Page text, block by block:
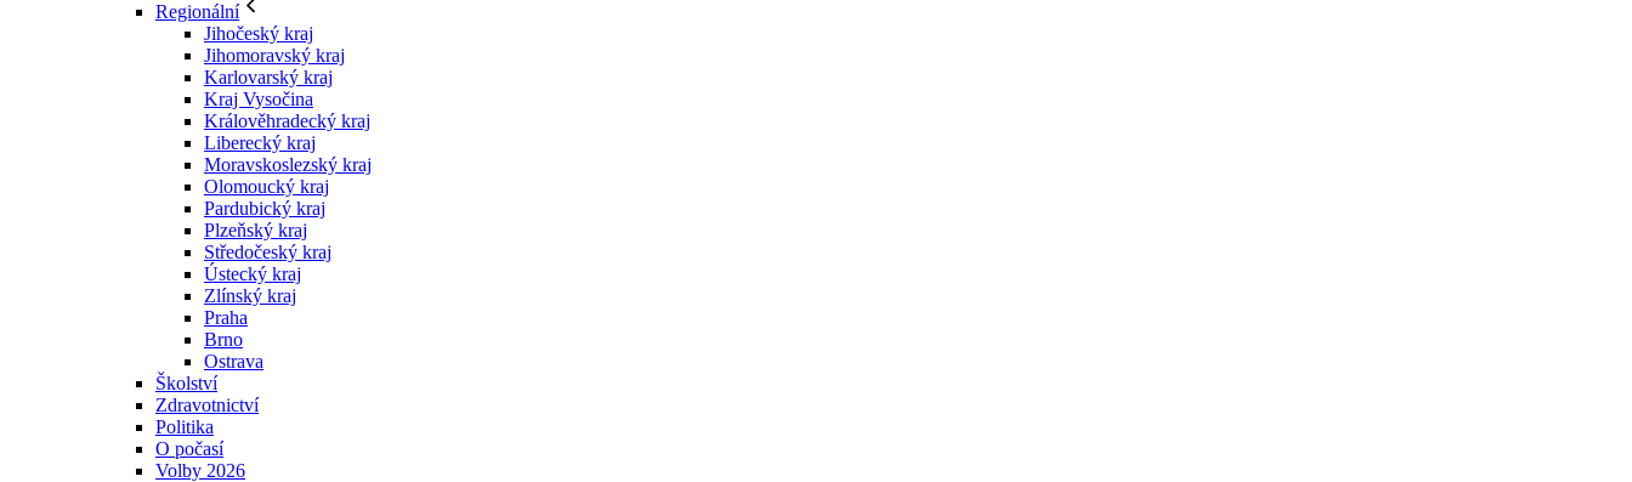
Regionální
Jihočeský kraj
Jihomoravský kraj
Karlovarský kraj
Kraj Vysočina
Králověhradecký kraj
Liberecký kraj
Moravskoslezský kraj
Olomoucký kraj
Pardubický kraj
Plzeňský kraj
Středočeský kraj
Ústecký kraj
Zlínský kraj
Praha
Brno
Ostrava
Školství
Zdravotnictví
Politika
O počasí
Volby 2026